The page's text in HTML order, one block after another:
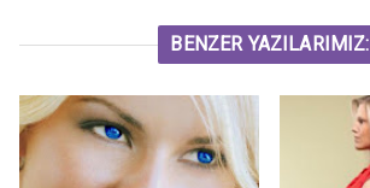
BENZER YAZILARIMIZ: